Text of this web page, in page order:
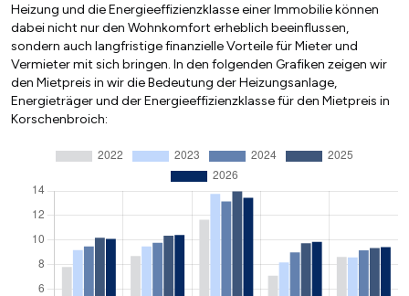
Heizung und die Energieeffizienzklasse einer Immobilie können
dabei nicht nur den Wohnkomfort erheblich beeinflussen,
sondern auch langfristige finanzielle Vorteile für Mieter und
Vermieter mit sich bringen. In den folgenden Grafiken zeigen wir
den Mietpreis in wir die Bedeutung der Heizungsanlage,
Energieträger und der Energieeffizienzklasse für den Mietpreis in
Korschenbroich: